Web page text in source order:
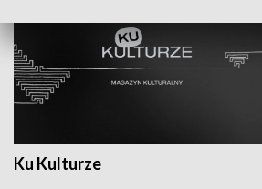
Ku Kulturze